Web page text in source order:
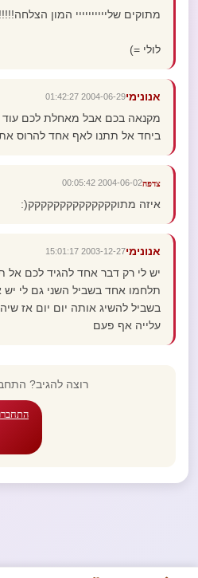
מתוקים שליייייייייי המון
לולי =)
אנונימי2004-06-29 01:42:27
מקנאה בכם אבל מאחלת לכם עוד
ביחד אל תתנו לאף אחד להרוס
צדפה2004-06-02 00:05:42
איזה מתוקקקקקקקקקקקקקק(:
אנונימי2003-12-27 15:01:17
יש לי רק דבר אחד להגיד לכם אל
תלחמו אחד בשביל השני גם לי
בשביל להשיג אותה יום יום אז
עלייה אף פעם
רוצה להגיב?